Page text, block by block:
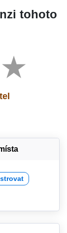
tohoto